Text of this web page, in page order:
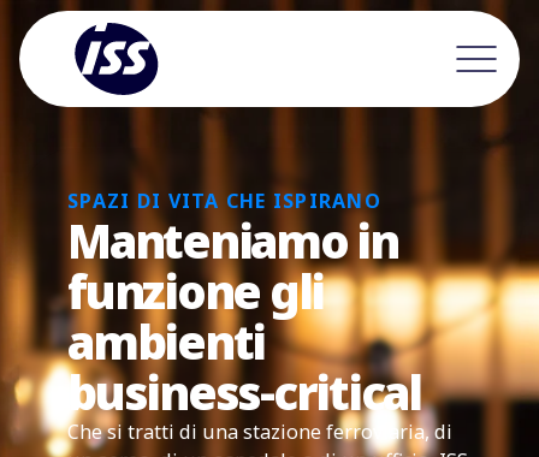
SPAZI DI VITA CHE ISPIRANO
Manteniamo in
funzione gli
ambienti
business-critical
Che si tratti di una stazione ferroviaria, di